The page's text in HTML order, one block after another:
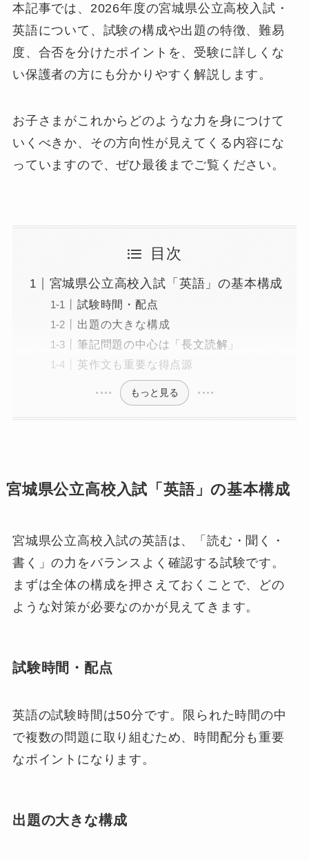
本記事では、2026年度の宮城県公立高校入試・
英語について、試験の構成や出題の特徴、難易
度、合否を分けたポイントを、受験に詳しくな
い保護者の方にも分かりやすく解説します。
お子さまがこれからどのような力を身につけて
いくべきか、その方向性が見えてくる内容にな
っていますので、ぜひ最後までご覧ください。
目次
宮城県公立高校入試「英語」の基本構成
試験時間・配点
出題の大きな構成
筆記問題の中心は「長文読解」
英作文も重要な得点源
もっと見る
宮城県公立高校入試「英語」の基本構成
宮城県公立高校入試の英語は、「読む・聞く・
書く」の力をバランスよく確認する試験です。
まずは全体の構成を押さえておくことで、どの
ような対策が必要なのかが見えてきます。
試験時間・配点
英語の試験時間は50分です。限られた時間の中
で複数の問題に取り組むため、時間配分も重要
なポイントになります。
出題の大きな構成